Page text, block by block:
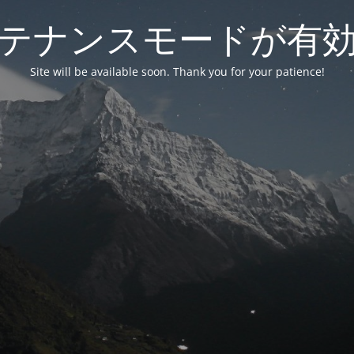
ナンスモードが有
Site will be available soon. Thank you for your patience!